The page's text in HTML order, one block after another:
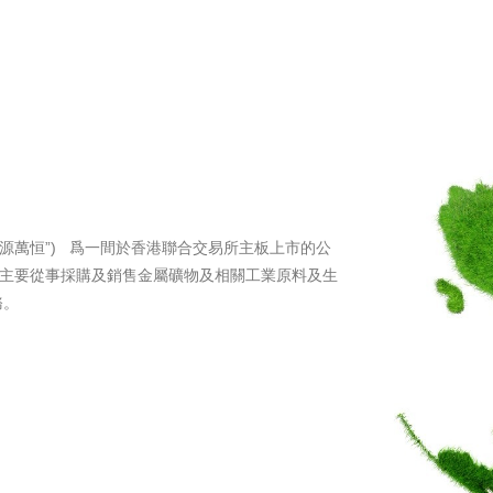
萬恒”) 爲一間於香港聯合交易所主板上市的公
要從事採購及銷售金屬礦物及相關工業原料及生